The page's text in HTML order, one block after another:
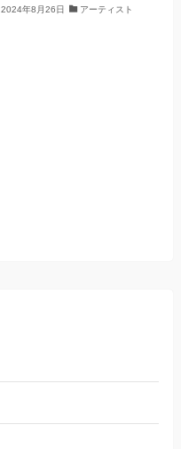
2024年8月26日 アーティスト